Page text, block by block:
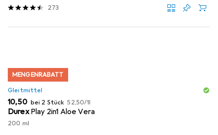
273
MENGENRABATT
Gleitmittel
EUR
10,50 bei 2 Stück EUR
52,50/1l
Durex Play 2in1 Aloe Vera
200 ml